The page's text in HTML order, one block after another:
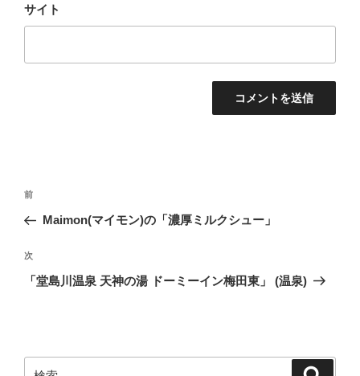
サイト
投
ナ
ビ
ゲ
ン
前
の
稿
前
Maimon(マイモン)の「濃厚ミルクシュー」
次
の
次
「堂島川温泉 天神の湯 ドーミーイン梅田東」 (温泉)